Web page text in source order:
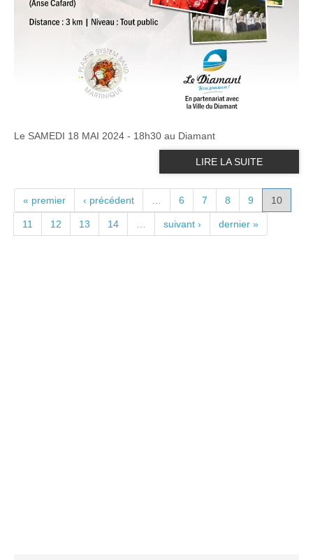
Le SAMEDI 18 MAI 2024 - 18h30 au Diamant
LIRE LA SUITE
PAGES
« premier ‹ précédent 6 7 8 9 10
11 12 13 14 suivant › dernier »